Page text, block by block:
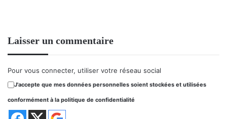
Laisser un commentaire
Pour vous connecter, utiliser votre réseau social
J'accepte que mes données personnelles soient stockées et utilisées
conformément à la politique de confidentialité